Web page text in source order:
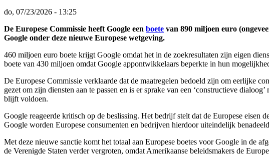
do, 07/23/2026 - 13:25
De Europese Commissie heeft Google een boete van 890 miljoen euro
Google onder deze nieuwe Europese wetgeving.
460 miljoen euro boete krijgt Google omdat het in de zoekresultaten zijn eigen
boete van 430 miljoen omdat Google appontwikkelaars beperkte in hun
De Europese Commissie verklaarde dat de maatregelen bedoeld zijn om eerlijke
gezet om zijn diensten aan te passen en is er sprake van een ‘constructieve
blijft voldoen.
Google reageerde kritisch op de beslissing. Het bedrijf stelt dat de Europese
Google worden Europese consumenten en bedrijven hierdoor uiteindelijk
Met deze nieuwe sanctie komt het totaal aan Europese boetes voor Google in de
de Verenigde Staten verder vergroten, omdat Amerikaanse beleidsmakers de